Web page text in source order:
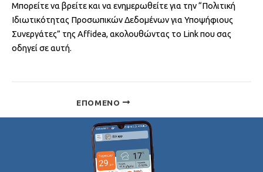
Μπορείτε να βρείτε και να ενημερωθείτε για την “Πολιτική
Ιδιωτικότητας Προσωπικών Δεδομένων για Υποψήφιους
Συνεργάτες” της Affidea, ακολουθώντας τo Link που σας
οδηγεί σε αυτή.
ΕΠΌΜΕΝΟ